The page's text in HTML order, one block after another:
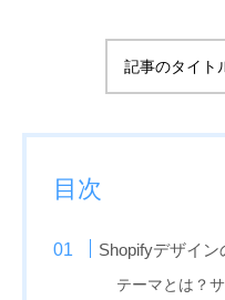
RECRUIT
AOのブログ
記事のタイト
目次
Shopifyデザイン
テーマとは？